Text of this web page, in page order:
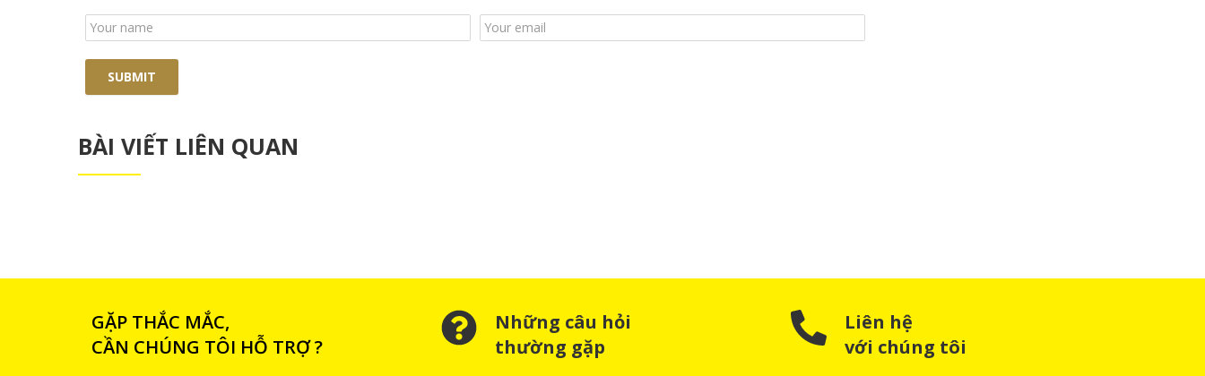
BÀI VIẾT LIÊN QUAN
GẶP THẮC MẮC,
CẦN CHÚNG TÔI HỖ TRỢ ?
Những câu hỏi
thường gặp
Liên hệ
với chúng tôi